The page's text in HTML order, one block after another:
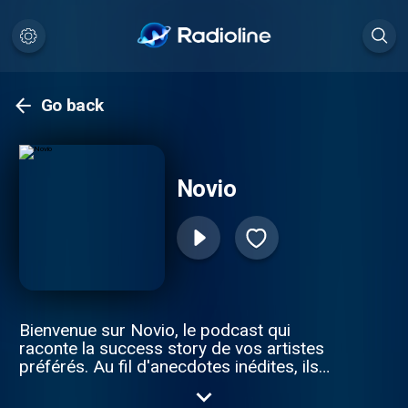
Go back
Novio
Bienvenue sur Novio, le podcast qui
raconte la success story de vos artistes
préférés. Au fil d'anecdotes inédites, ils
album mythique ou bien d'une carrière et